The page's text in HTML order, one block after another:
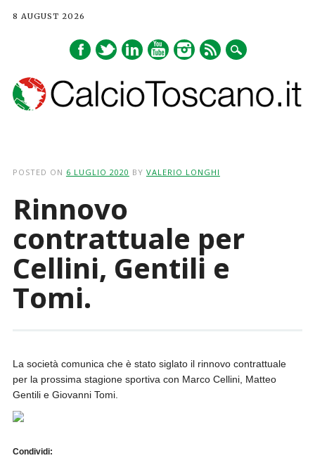
8 AUGUST 2026
POSTED ON 6 LUGLIO 2020 BY VALERIO LONGHI
Rinnovo
contrattuale per
Cellini, Gentili e
Tomi.
La società comunica che è stato siglato il rinnovo contrattuale
per la prossima stagione sportiva con Marco Cellini, Matteo
Gentili e Giovanni Tomi.
Condividi: